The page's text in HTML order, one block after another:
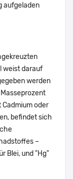
aufgeladen
weist darauf
werden
Cadmium oder
befindet sich
–
Blei, und "Hg"